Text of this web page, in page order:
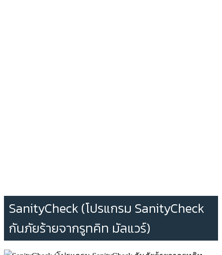
SanityCheck (โปรแกรม SanityCheck
กันภัยร้ายจากรูทคิท มัลแวร์)